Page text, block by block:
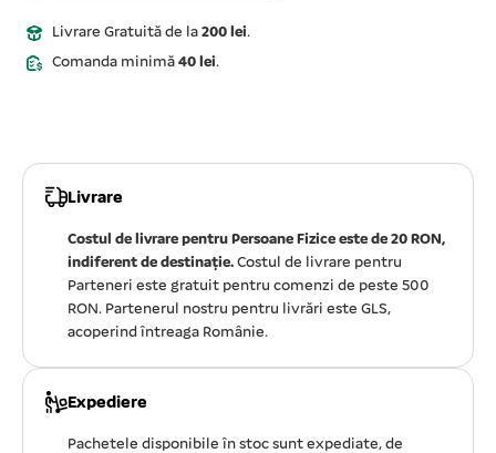
Livrare Gratuită de la 200 lei.
Comanda minimă 40 lei.
Livrare
Costul de livrare pentru Persoane Fizice este de 20 RON,
indiferent de destinație. Costul de livrare pentru
Parteneri este gratuit pentru comenzi de peste 500
RON. Partenerul nostru pentru livrări este GLS,
acoperind întreaga Românie.
Expediere
Pachetele disponibile în stoc sunt expediate, de